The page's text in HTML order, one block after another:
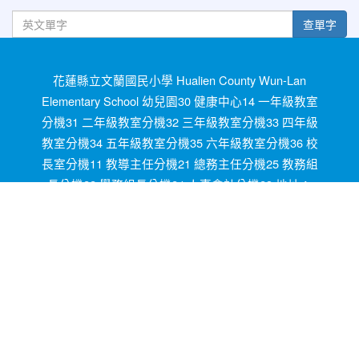
英文單字 查單字
花蓮縣立文蘭國民小學 Hualien County Wun-Lan
Elementary School 幼兒園30 健康中心14 一年級教室
分機31 二年級教室分機32 三年級教室分機33 四年級
教室分機34 五年級教室分機35 六年級教室分機36 校
長室分機11 教導主任分機21 總務主任分機25 教務組
長分機22 學務組長分機24 人事會計分機23 地址：